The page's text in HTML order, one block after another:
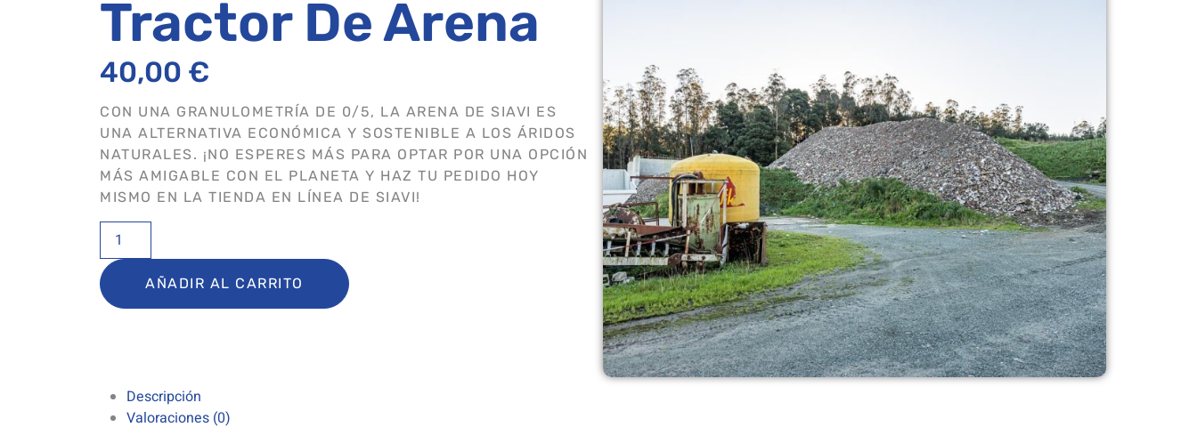
Tractor De Arena
40,00 €
CON UNA GRANULOMETRÍA DE 0/5, LA ARENA DE SIAVI ES
UNA ALTERNATIVA ECONÓMICA Y SOSTENIBLE A LOS ÁRIDOS
NATURALES. ¡NO ESPERES MÁS PARA OPTAR POR UNA OPCIÓN
MÁS AMIGABLE CON EL PLANETA Y HAZ TU PEDIDO HOY
MISMO EN LA TIENDA EN LÍNEA DE SIAVI!
AÑADIR AL CARRITO
Descripción
Valoraciones (0)